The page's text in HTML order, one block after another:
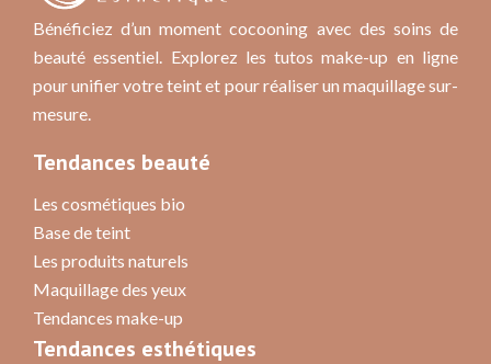
Bénéficiez d’un moment cocooning avec des soins de
beauté essentiel. Explorez les tutos make-up en ligne
pour unifier votre teint et pour réaliser un maquillage sur-
mesure.
Tendances beauté
Les cosmétiques bio
Base de teint
Les produits naturels
Maquillage des yeux
Tendances make-up
Tendances esthétiques